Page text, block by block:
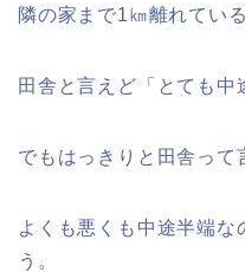
隣の家まで1㎞離れてい
田舎と言えど「とても中
でもはっきりと田舎って
よくも悪くも中途半端な
う。